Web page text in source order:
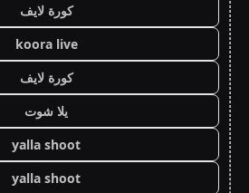
كورة لايف
koora live
كورة لايف
يلا شوت
yalla shoot
yalla shoot